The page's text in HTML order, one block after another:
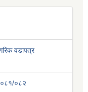
वडापत्र
०८२